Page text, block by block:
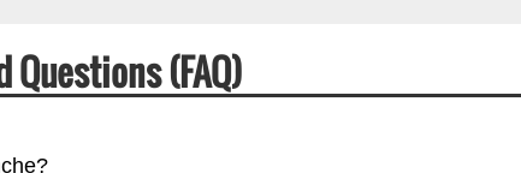
Questions (FAQ)